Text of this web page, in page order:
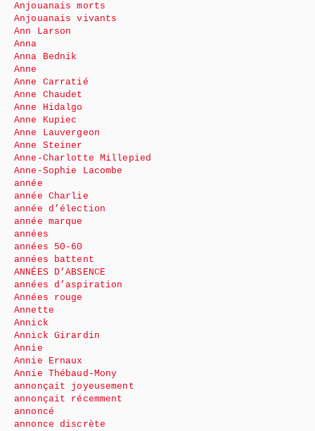
Anjouanais morts
Anjouanais vivants
Ann Larson
Anna
Anna Bednik
Anne
Anne Carratié
Anne Chaudet
Anne Hidalgo
Anne Kupiec
Anne Lauvergeon
Anne Steiner
Anne-Charlotte Millepied
Anne-Sophie Lacombe
année
année Charlie
année d’élection
année marque
années
années 50-60
années battent
ANNÉES D’ABSENCE
années d’aspiration
Années rouge
Annette
Annick
Annick Girardin
Annie
Annie Ernaux
Annie Thébaud-Mony
annonçait joyeusement
annonçait récemment
annoncé
annonce discrète